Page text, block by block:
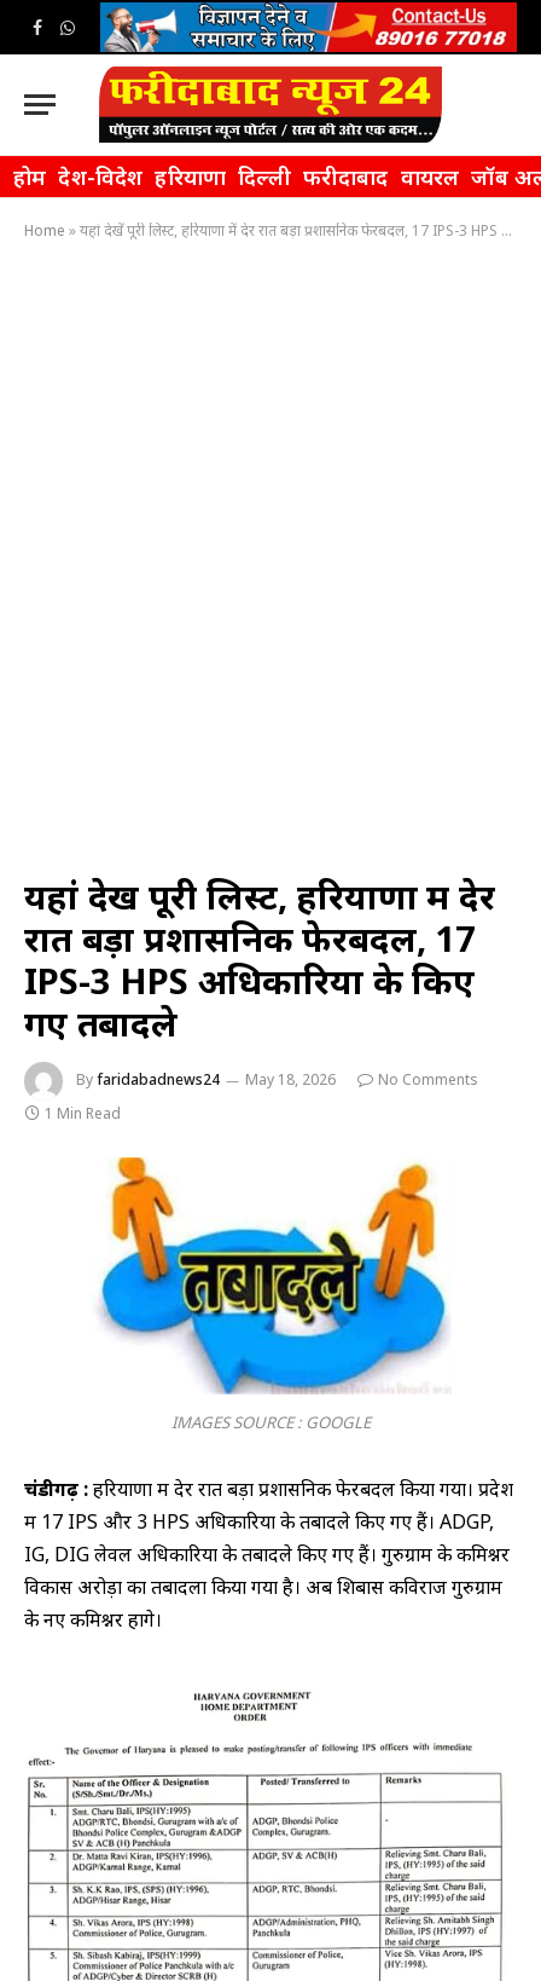
Facebook
WhatsApp
होम देश-विदेश हरियाणा दिल्ली फरीदाबाद वायरल जॉब
Home »यहां देखें पूरी लिस्ट, हरियाणा में देर रात बड़ा प्रशासनिक फेरबदल, 17 IPS-3 HPS अधिकारियों के किए गए तबादले
यहां देखें पूरी लिस्ट, हरियाणा में देर
रात बड़ा प्रशासनिक फेरबदल, 17
IPS-3 HPS अधिकारियों के किए
गए तबादले
Byfaridabadnews24 May 18, 2026
No Comments
1 Min Read
IMAGES SOURCE : GOOGLE
चंडीगढ़ :हरियाणा में देर रात बड़ा प्रशासनिक फेरबदल किया गया। प्रदेश
में 17 IPS और 3 HPS अधिकारियों के तबादले किए गए हैं। ADGP,
IG, DIG लेवल अधिकारियों के तबादले किए गए हैं। गुरुग्राम के कमिश्नर
विकास अरोड़ा का तबादला किया गया है। अब शिबास कविराज गुरुग्राम
के नए कमिश्नर होंगे।